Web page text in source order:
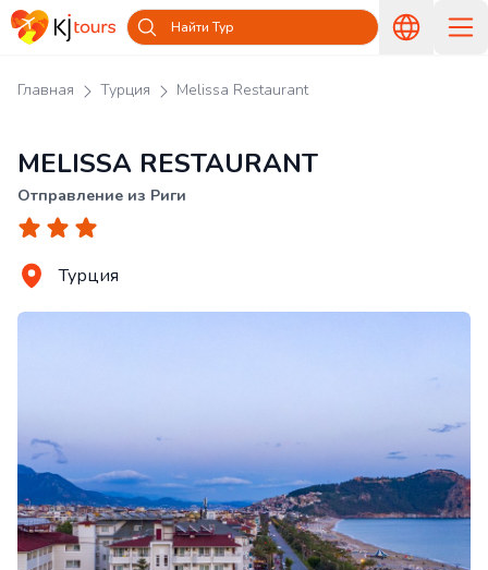
Найти Тур
Главная Турция Melissa Restaurant
MELISSA RESTAURANT
Отправление из Риги
Турция